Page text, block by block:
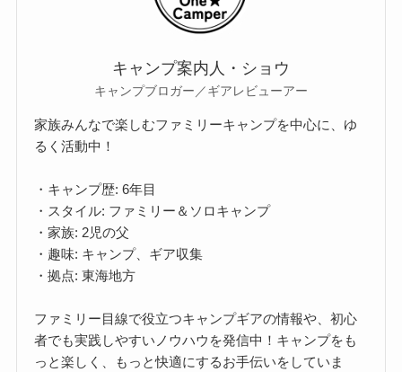
キャンプ案内人・ショウ
キャンプブロガー／ギアレビューアー
家族みんなで楽しむファミリーキャンプを中心に、ゆ
るく活動中！
・キャンプ歴: 6年目
・スタイル: ファミリー＆ソロキャンプ
・家族: 2児の父
・趣味: キャンプ、ギア収集
・拠点: 東海地方
ファミリー目線で役立つキャンプギアの情報や、初心
者でも実践しやすいノウハウを発信中！キャンプをも
っと楽しく、もっと快適にするお手伝いをしていま